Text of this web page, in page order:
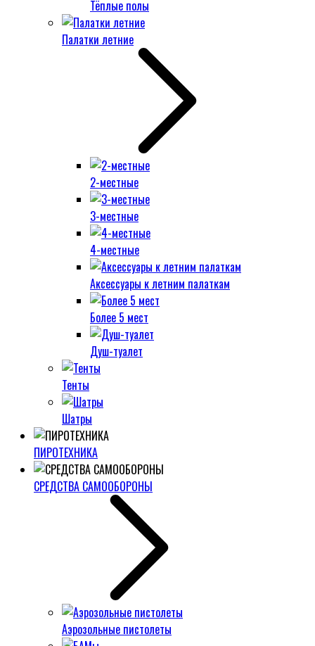
Тёплые полы
Палатки летние
2-местные
3-местные
4-местные
Аксессуары к летним палаткам
Более 5 мест
Душ-туалет
Тенты
Шатры
ПИРОТЕХНИКА
СРЕДСТВА САМООБОРОНЫ
Аэрозольные пистолеты